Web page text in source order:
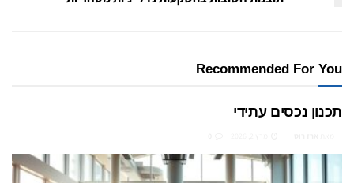
Recommended For You
תכנון נכסים עתידי